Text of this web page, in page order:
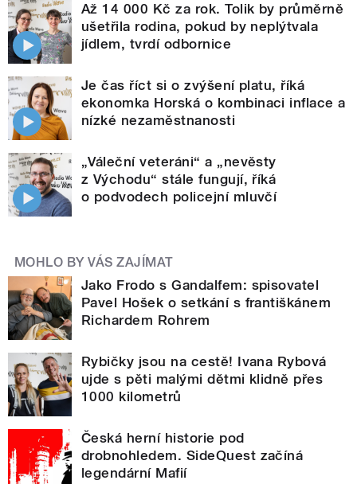
Až 14 000 Kč za rok. Tolik by průměrně
ušetřila rodina, pokud by neplýtvala
jídlem, tvrdí odbornice
Je čas říct si o zvýšení platu, říká
ekonomka Horská o kombinaci inflace a
nízké nezaměstnanosti
„Váleční veteráni“ a „nevěsty
z Východu“ stále fungují, říká
o podvodech policejní mluvčí
MOHLO BY VÁS ZAJÍMAT
Jako Frodo s Gandalfem: spisovatel
Pavel Hošek o setkání s františkánem
Richardem Rohrem
Rybičky jsou na cestě! Ivana Rybová
ujde s pěti malými dětmi klidně přes
1000 kilometrů
Česká herní historie pod
drobnohledem. SideQuest začíná
legendární Mafií